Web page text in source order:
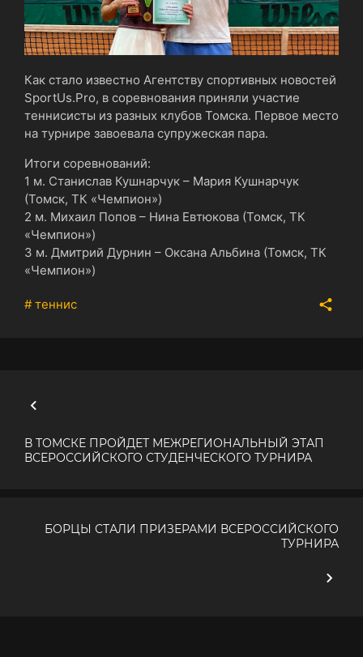
Как стало известно Агентству спортивных новостей
SportUs.Pro, в соревнования приняли участие
теннисисты из разных клубов Томска. Первое место
на турнире завоевала супружеская пара.
Итоги соревнований:
1 м. Станислав Кушнарчук – Мария Кушнарчук
(Томск, ТК «Чемпион»)
2 м. Михаил Попов – Нина Евтюкова (Томск, ТК
«Чемпион»)
3 м. Дмитрий Дурнин – Оксана Альбина (Томск, ТК
«Чемпион»)
# теннис
В ТОМСКЕ ПРОЙДЕТ МЕЖРЕГИОНАЛЬНЫЙ ЭТАП
ВСЕРОССИЙСКОГО СТУДЕНЧЕСКОГО ТУРНИРА
БОРЦЫ СТАЛИ ПРИЗЕРАМИ ВСЕРОССИЙСКОГО
ТУРНИРА